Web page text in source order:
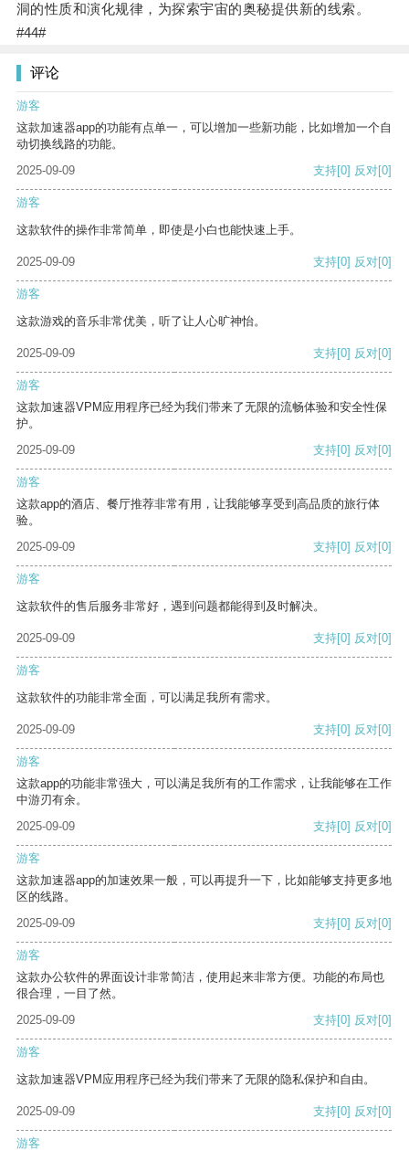
洞的性质和演化规律，为探索宇宙的奥秘提供新的线索。
#44#
评论
游客
这款加速器app的功能有点单一，可以增加一些新功能，比如增加一个自
动切换线路的功能。
2025-09-09
支持[0] 反对[0]
游客
这款软件的操作非常简单，即使是小白也能快速上手。
2025-09-09 支持[0] 反对[0]
游客
这款游戏的音乐非常优美，听了让人心旷神怡。
2025-09-09 支持[0] 反对[0]
游客
这款加速器VPM应用程序已经为我们带来了无限的流畅体验和安全性保
护。
2025-09-09
支持[0] 反对[0]
游客
这款app的酒店、餐厅推荐非常有用，让我能够享受到高品质的旅行体
验。
2025-09-09
支持[0] 反对[0]
游客
这款软件的售后服务非常好，遇到问题都能得到及时解决。
2025-09-09 支持[0] 反对[0]
游客
这款软件的功能非常全面，可以满足我所有需求。
2025-09-09 支持[0] 反对[0]
游客
这款app的功能非常强大，可以满足我所有的工作需求，让我能够在工作
中游刃有余。
2025-09-09
支持[0] 反对[0]
游客
这款加速器app的加速效果一般，可以再提升一下，比如能够支持更多地
区的线路。
2025-09-09
支持[0] 反对[0]
游客
这款办公软件的界面设计非常简洁，使用起来非常方便。功能的布局也
很合理，一目了然。
2025-09-09
支持[0] 反对[0]
游客
这款加速器VPM应用程序已经为我们带来了无限的隐私保护和自由。
2025-09-09 支持[0] 反对[0]
游客